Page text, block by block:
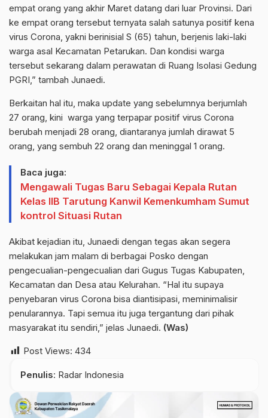
empat orang yang akhir Maret datang dari luar Provinsi. Dari
ke empat orang tersebut ternyata salah satunya positif kena
virus Corona, yakni berinisial S (65) tahun, berjenis laki-laki
warga asal Kecamatan Petarukan. Dan kondisi warga
tersebut sekarang dalam perawatan di Ruang Isolasi Gedung
PGRI,” tambah Junaedi.
Berkaitan hal itu, maka update yang sebelumnya berjumlah
27 orang, kini warga yang terpapar positif virus Corona
berubah menjadi 28 orang, diantaranya jumlah dirawat 5
orang, yang sembuh 22 orang dan meninggal 1 orang.
Baca juga:
Mengawali Tugas Baru Sebagai Kepala Rutan
Kelas IIB Tarutung Kanwil Kemenkumham Sumut
kontrol Situasi Rutan
Akibat kejadian itu, Junaedi dengan tegas akan segera
melakukan jam malam di berbagai Posko dengan
pengecualian-pengecualian dari Gugus Tugas Kabupaten,
Kecamatan dan Desa atau Kelurahan. “Hal itu supaya
penyebaran virus Corona bisa diantisipasi, meminimalisir
penularannya. Tapi semua itu juga tergantung dari pihak
masyarakat itu sendiri,” jelas Junaedi. (Was)
Post Views: 434
Penulis: Radar Indonesia